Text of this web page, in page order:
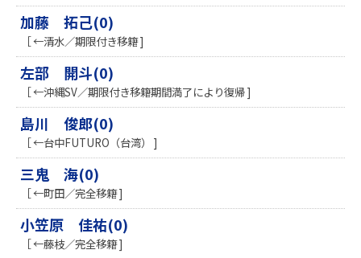
加藤 拓己(0)
［ ←清水／期限付き移籍 ]
左部 開斗(0)
［ ←沖縄SV／期限付き移籍期間満了により復帰 ]
島川 俊郎(0)
［ ←台中FUTURO（台湾） ]
三鬼 海(0)
［ ←町田／完全移籍 ]
小笠原 佳祐(0)
［ ←藤枝／完全移籍 ]